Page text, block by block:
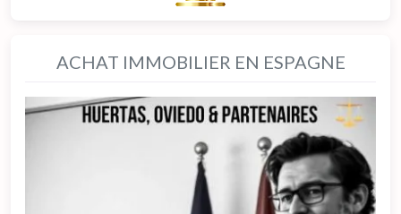
ACHAT IMMOBILIER EN ESPAGNE